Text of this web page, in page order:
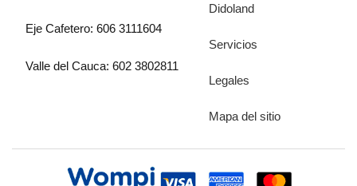
Eje Cafetero: 606 3111604
Valle del Cauca: 602 3802811
Didoland
Servicios
Legales
Mapa del sitio